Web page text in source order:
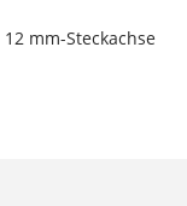
mm-Steckachse